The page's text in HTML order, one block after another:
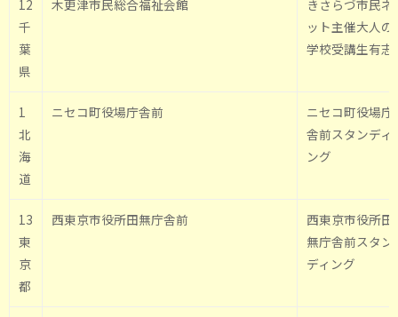
12
千
葉
県
木更津市民総合福祉会館
きさらづ市民ネ
ット主催大人の
学校受講生有志
1
北
海
道
ニセコ町役場庁舎前
ニセコ町役場庁
舎前スタンディ
ング
13
東
京
都
西東京市役所田無庁舎前
西東京市役所田
無庁舎前スタン
ディング